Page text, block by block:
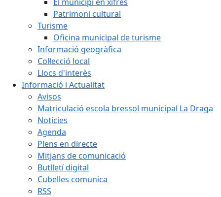
Patrimoni cultural
Turisme
Oficina municipal de turisme
Informació geogràfica
Col·lecció local
Llocs d'interès
Informació i Actualitat
Avisos
Matriculació escola bressol municipal La Draga
Notícies
Agenda
Plens en directe
Mitjans de comunicació
Butlletí digital
Cubelles comunica
RSS